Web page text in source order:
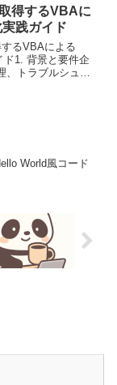
自動化にはある種
得するVBAに
践ガイド
るVBAによる
1. 背景と要件企
、トラブルシュー
World風コード